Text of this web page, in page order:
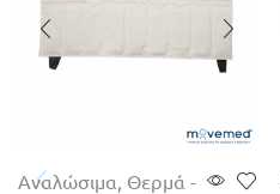
Αναλώσιμα Θερμά -